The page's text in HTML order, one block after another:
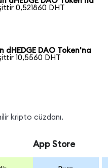
0,521860 DHT
dHEDGE DAO Token'na
10,5560 DHT
kripto cüzdanı.
App Store